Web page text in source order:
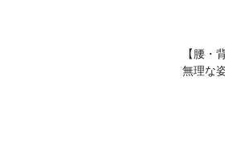
【腰・
無理な